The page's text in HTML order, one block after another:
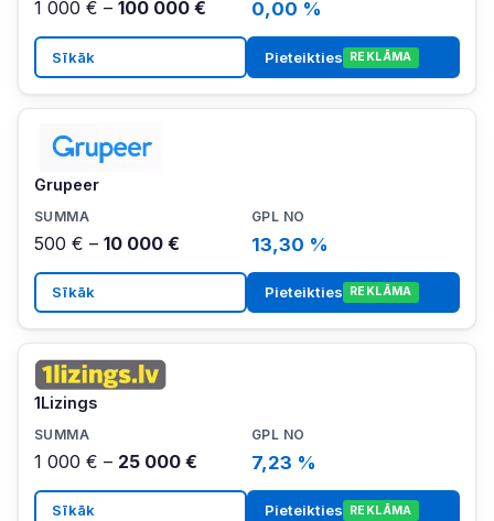
1 000 € – 100 000 € 0,00 %
Sīkāk Pieteikties REKLĀMA
Grupeer
500 € – 10 000 € 13,30 %
Sīkāk Pieteikties REKLĀMA
1Lizings
1 000 € – 25 000 € 7,23 %
Sīkāk Pieteikties REKLĀMA